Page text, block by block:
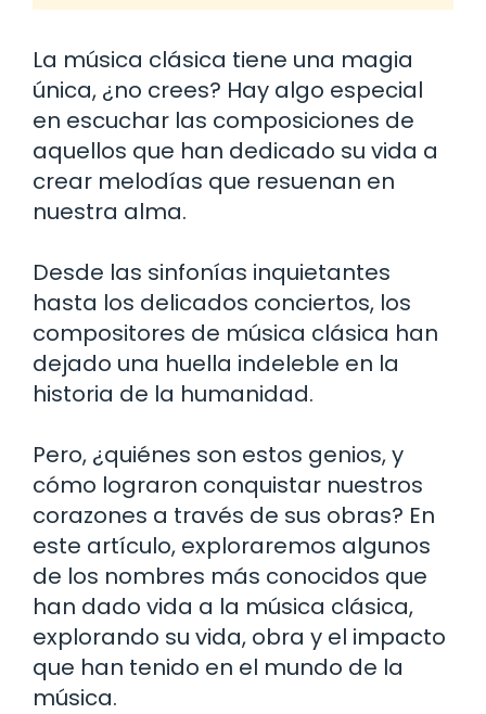
La música clásica tiene una magia
única, ¿no crees? Hay algo especial
en escuchar las composiciones de
aquellos que han dedicado su vida a
crear melodías que resuenan en
nuestra alma.
Desde las sinfonías inquietantes
hasta los delicados conciertos, los
compositores de música clásica han
dejado una huella indeleble en la
historia de la humanidad.
Pero, ¿quiénes son estos genios, y
cómo lograron conquistar nuestros
corazones a través de sus obras? En
este artículo, exploraremos algunos
de los nombres más conocidos que
han dado vida a la música clásica,
explorando su vida, obra y el impacto
que han tenido en el mundo de la
música.